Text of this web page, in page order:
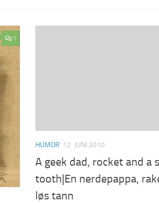
1
HUMOR 12. JUNI 2010
A geek dad, rocket and a
tooth|En nerdepappa,
løs tann